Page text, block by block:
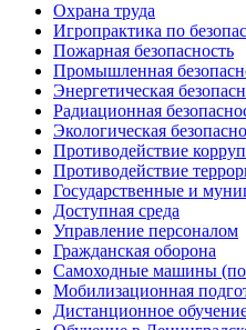
Охрана труда
Игропрактика по
Пожарная безопасность
Промышленная
Энергетическая
Радиационная
Экологическая
Противодействие
Противодействие
Государственные и
Доступная среда
Управление персоналом
Гражданская оборона
Самоходные машины
Мобилизационная
Дистанционное